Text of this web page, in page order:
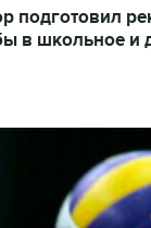
подготовил
в школьное и